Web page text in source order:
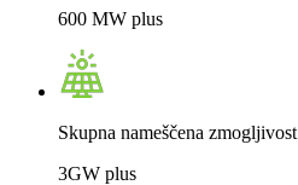
600 MW plus
Skupna nameščena zmogljivost
3GW plus